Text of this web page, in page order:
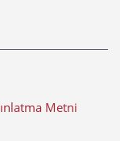
Metni